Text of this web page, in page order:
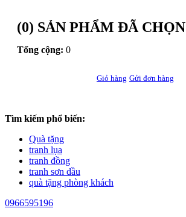
(0) SẢN PHẨM ĐÃ CHỌN
Tổng cộng: 0
Giỏ hàng Gửi đơn hàng
Tìm kiếm phổ biến:
Quà tặng
tranh lụa
tranh đồng
tranh sơn dầu
quà tặng phòng khách
0966595196